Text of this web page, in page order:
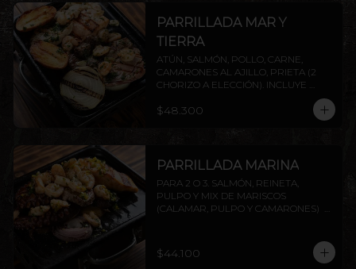
PARRILLADA MAR Y
TIERRA
ATÚN, SALMÓN, POLLO, CARNE,
CAMARONES AL AJILLO, PRIETA (2
CHORIZO A ELECCIÓN). INCLUYE
$48.300
PARRILLADA MARINA
PARA 2 O 3. SALMÓN, REINETA,
PULPO Y MIX DE MARISCOS
(CALAMAR, PULPO Y CAMARONES)
ELECCIÓN.
$44.100